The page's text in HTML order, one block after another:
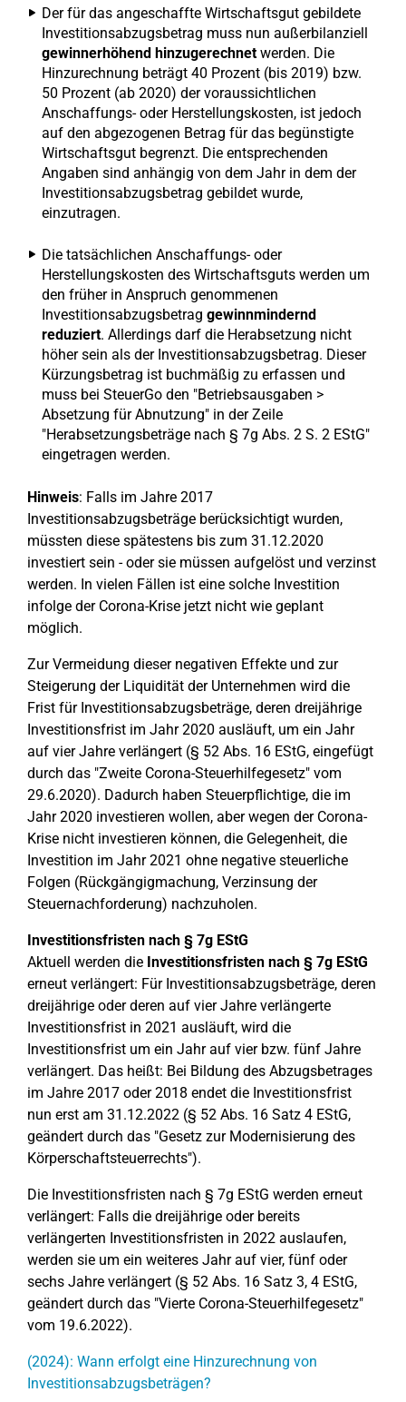
Der für das angeschaffte Wirtschaftsgut gebildete
Investitionsabzugsbetrag muss nun außerbilanziell
gewinnerhöhend hinzugerechnetwerden. Die
Hinzurechnung beträgt 40 Prozent (bis 2019) bzw.
50 Prozent (ab 2020) der voraussichtlichen
Anschaffungs- oder Herstellungskosten, ist jedoch
auf den abgezogenen Betrag für das begünstigte
Wirtschaftsgut begrenzt. Die entsprechenden
Angaben sind anhängig von dem Jahr in dem der
Investitionsabzugsbetrag gebildet wurde,
einzutragen.
Die tatsächlichen Anschaffungs- oder
Herstellungskosten des Wirtschaftsguts werden um
den früher in Anspruch genommenen
Investitionsabzugsbetrag gewinnmindernd
reduziert. Allerdings darf die Herabsetzung nicht
höher sein als der Investitionsabzugsbetrag. Dieser
Kürzungsbetrag ist buchmäßig zu erfassen und
muss bei SteuerGo den "Betriebsausgaben >
Absetzung für Abnutzung" in der Zeile
"Herabsetzungsbeträge nach § 7g Abs. 2 S. 2 EStG"
eingetragen werden.
Hinweis: Falls im Jahre 2017
Investitionsabzugsbeträge berücksichtigt wurden,
müssten diese spätestens bis zum 31.12.2020
investiert sein - oder sie müssen aufgelöst und verzinst
werden. In vielen Fällen ist eine solche Investition
infolge der Corona-Krise jetzt nicht wie geplant
möglich.
Zur Vermeidung dieser negativen Effekte und zur
Steigerung der Liquidität der Unternehmen wird die
Frist für Investitionsabzugsbeträge, deren dreijährige
Investitionsfrist im Jahr 2020 ausläuft, um ein Jahr
auf vier Jahre verlängert (§ 52 Abs. 16 EStG, eingefügt
durch das "Zweite Corona-Steuerhilfegesetz" vom
29.6.2020). Dadurch haben Steuerpflichtige, die im
Jahr 2020 investieren wollen, aber wegen der Corona-
Krise nicht investieren können, die Gelegenheit, die
Investition im Jahr 2021 ohne negative steuerliche
Folgen (Rückgängigmachung, Verzinsung der
Steuernachforderung) nachzuholen.
Investitionsfristen nach § 7g EStG
Aktuell werden die Investitionsfristen nach § 7g EStG
erneut verlängert: Für Investitionsabzugsbeträge, deren
dreijährige oder deren auf vier Jahre verlängerte
Investitionsfrist in 2021 ausläuft, wird die
Investitionsfrist um ein Jahr auf vier bzw. fünf Jahre
verlängert. Das heißt: Bei Bildung des Abzugsbetrages
im Jahre 2017 oder 2018 endet die Investitionsfrist
nun erst am 31.12.2022 (§ 52 Abs. 16 Satz 4 EStG,
geändert durch das "Gesetz zur Modernisierung des
Körperschaftsteuerrechts").
Die Investitionsfristen nach § 7g EStG werden erneut
verlängert: Falls die dreijährige oder bereits
verlängerten Investitionsfristen in 2022 auslaufen,
werden sie um ein weiteres Jahr auf vier, fünf oder
sechs Jahre verlängert (§ 52 Abs. 16 Satz 3, 4 EStG,
geändert durch das "Vierte Corona-Steuerhilfegesetz"
vom 19.6.2022).
(2024): Wann erfolgt eine Hinzurechnung von
Investitionsabzugsbeträgen?